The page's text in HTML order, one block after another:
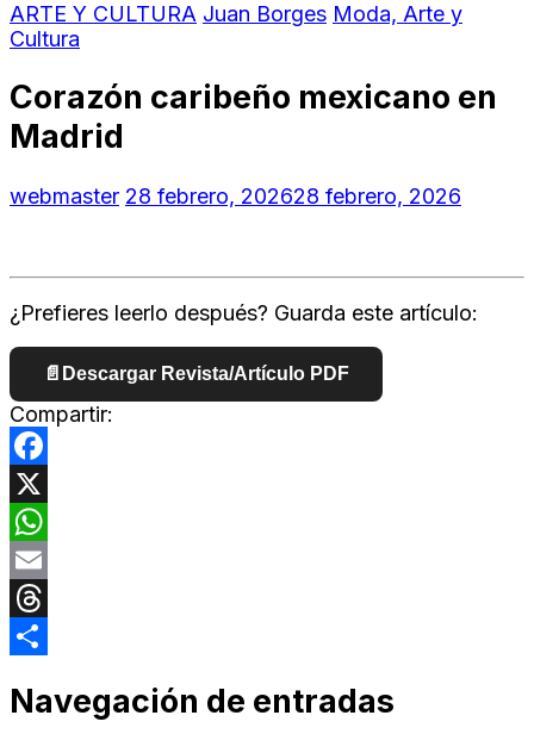
ARTE Y CULTURA Juan Borges Moda, Arte y
Cultura
Corazón caribeño mexicano en
Madrid
webmaster 28 febrero, 202628 febrero, 2026
¿Prefieres leerlo después? Guarda este artículo:
📄 Descargar Revista/Artículo PDF
Compartir:
Facebook
X
WhatsApp
Email
Threads
Navegación de entradas